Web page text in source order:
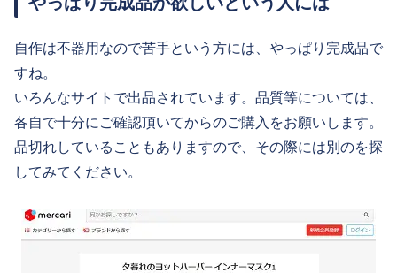
自作は不器用なので苦手という方には、やっぱり完成品で
すね。
いろんなサイトで出品されています。品質等については、
各自で十分にご確認頂いてからのご購入をお願いします。
品切れしていることもありますので、その際には別のを探
してみてください。